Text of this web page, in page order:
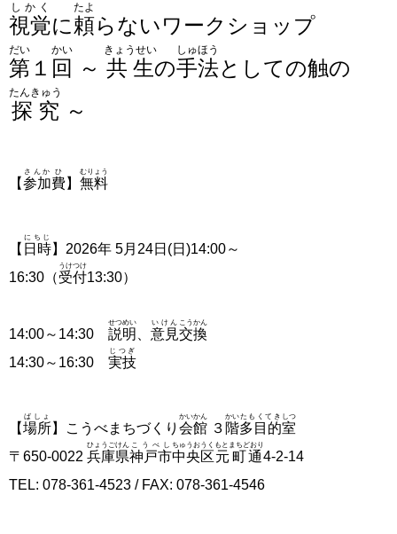
視覚
しかく
に頼
たよ
らないワークショップ
第
だい
１ 回
かい
～ 共生
きょうせい
の手法
しゅほう
としての触の
探究
たんきゅう
～
【参加
さんか
費
ひ
】 無料
むりょう
【 日時
にちじ
】 2026年 5月24日(日)14:00～
16:30（受付
うけつけ
13:30）
14:00～14:30 説明
せつめい
意見
いけん
交換
こうかん
14:30～16:30 実技
じつぎ
【場所
ばしょ
】こうべまちづくり 会館
かいかん
３ 階
かい
多目的
たもくてき
室
しつ
〒650-0022 兵庫県
ひょうごけん
神戸市
こうべし
中央区
ちゅうおうく
元町通
もとまちどおり
4-2-14
TEL: 078-361-4523 / FAX: 078-361-4546